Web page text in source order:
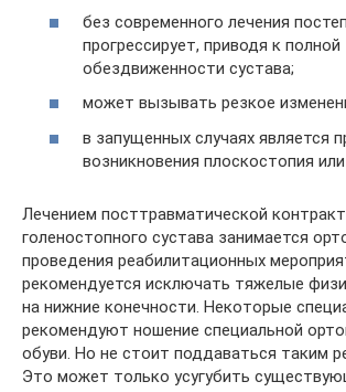
без современного лечения
прогрессирует, приводя к полной
обездвиженности сустава;
может вызывать резкое
в запущенных случаях является
возникновения плоскостопия
Лечением посттравматической
голеностопного сустава занимается
проведения реабилитационных
рекомендуется исключать тяжелые
на нижние конечности. Некоторые
рекомендуют ношение специальной
обуви. Но не стоит поддаваться таким
Это может только усугубить